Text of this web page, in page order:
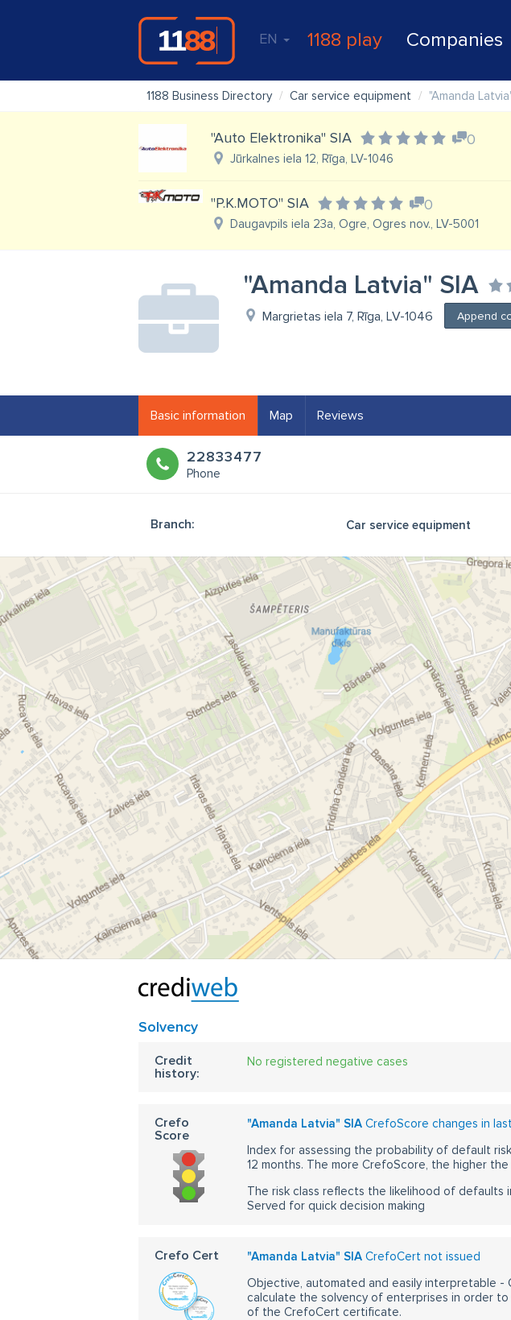
EN 1188 play Companies
1188 Business Directory Car service equipment "Amanda
"Auto Elektronika" SIA 0
Jūrkalnes iela 12, Rīga, LV-1046
"P.K.MOTO" SIA 0
Daugavpils iela 23a, Ogre, Ogres nov., LV-5001
"Amanda Latvia" SIA
Margrietas iela 7, Rīga, LV-1046 Append
Basic information Map Reviews
22833477
Phone
Branch: Car service equipment
Solvency
Credit
history:
No registered negative cases
Crefo
Score
"Amanda Latvia" SIA CrefoScore changes in
Index for assessing the probability of default
12 months. The more CrefoScore, the higher the
The risk class reflects the likelihood of defaults
Served for quick decision making
Crefo Cert "Amanda Latvia" SIA CrefoCert not issued
Objective, automated and easily interpretable
calculate the solvency of enterprises in order
of the CrefoCert certificate.